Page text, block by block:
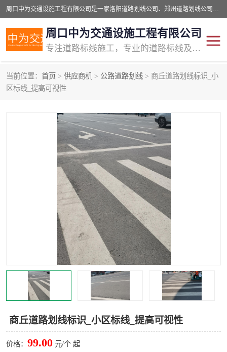
周口中为交通设施工程有限公司是一家洛阳道路划线公司、郑州道路划线公司、平顶山道路车位划线公司、开封车位划线公司、许昌道路车位划线公司、漯河道路车位划线公司，公司始终坚持“诚信、匠心、专注”的宗旨；我们的经营理念是：的服务。
周口中为交通设施工程有限公司
专注道路标线施工，专业的道路标线及交通设施施工服务商!
当前位置： 首页 > 供应商机 > 公路道路划线 > 商丘道路划线标识_小
区标线_提高可视性
商丘道路划线标识_小区标线_提高可视性
价格： 99.00 元/个 起
交通道路标线
道路标线划线 马路标线
道路划线